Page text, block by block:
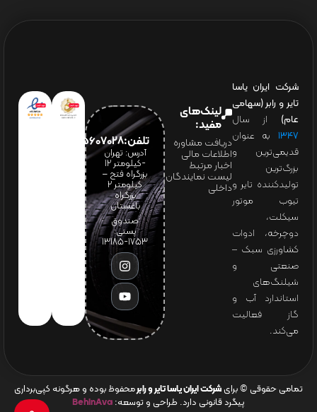
شرکت ایران یاسا
تایر و رابر (سهامی
عام) از سال
۱۳۴۷ به عنوان
قدیمی‌ترین و
بزرگ‌ترین
تولیدکننده تایر و
تیوب موتور
سیکلت،
دوچرخه، ادوات
کشاورزی سبک –
صنعتی و
شیلنگ‌های
استاندارد آب و
گاز فعالیت
می‌کند.
لینک‌های
مفید:
دریافت مشاوره
اطلاعات مالی
اخبار مرتبط
لیست نمایندگان
داخلی
تلفن:65607028(021)
آدرس: تهران
-کیلومتر 12
بزرگراه فتح –
کیلومتر ۲
بزرگراه
باغستان
صندوق
پستی:
1753-13185
تمامی حقوقی © برای شرکت ایران یاسا تایر و رابرمحفوظ بوده و هرگونه کپی‌برداری
پیگرد قانونی دارد. طراحی و توسعه: BehinAva